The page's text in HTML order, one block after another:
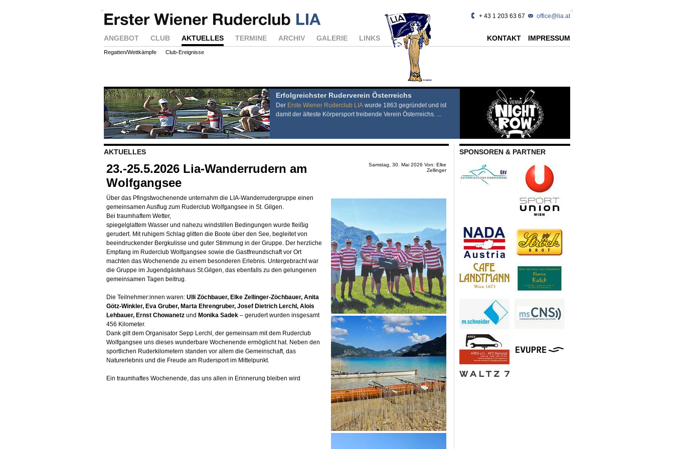
+ 43 1 203 63 67 office@lia.at
ANGEBOT CLUB AKTUELLES TERMINE ARCHIV GALERIE LINKS KONTAKT IMPRESSUM
Regatten/Wettkämpfe Club-Ereignisse
Erfolgreichster Ruderverein Österreichs
Der Erste Wiener Ruderclub LIAwurde 1863 gegründet und ist
damit der älteste Körpersport treibende Verein Österreichs. ...
AKTUELLES
Samstag, 30. Mai 2026 Von: Elke
Zellinger
23.-25.5.2026 Lia-Wanderrudern am
Wolfgangsee
Über das Pfingstwochenende unternahm die LIA-Wanderrudergruppe einen
gemeinsamen Ausflug zum Ruderclub Wolfgangsee in St. Gilgen.
Bei traumhaftem Wetter,
spiegelglattem Wasser und nahezu windstillen Bedingungen wurde fleißig
gerudert. Mit ruhigem Schlag glitten die Boote über den See, begleitet von
beeindruckender Bergkulisse und guter Stimmung in der Gruppe. Der herzliche
Empfang im Ruderclub Wolfgangsee sowie die Gastfreundschaft vor Ort
machten das Wochenende zu einem besonderen Erlebnis. Untergebracht war
die Gruppe im Jugendgästehaus St.Gilgen, das ebenfalls zu den gelungenen
gemeinsamen Tagen beitrug.
Die Teilnehmer:innen waren: Ulli Zöchbauer, Elke Zellinger-Zöchbauer, Anita
Götz-Winkler, Eva Gruber, Marta Ehrengruber, Josef Dietrich Lerchl, Alois
Lehbauer, Ernst Chowanetzund Monika Sadek – gerudert wurden insgesamt
456 Kilometer.
Dank gilt dem Organisator Sepp Lerchl, der gemeinsam mit dem Ruderclub
Wolfgangsee uns dieses wunderbare Wochenende ermöglicht hat. Neben den
sportlichen Ruderkilometern standen vor allem die Gemeinschaft, das
Naturerlebnis und die Freude am Rudersport im Mittelpunkt.
Ein traumhaftes Wochenende, das uns allen in Erinnerung bleiben wird
SPONSOREN & PARTNER